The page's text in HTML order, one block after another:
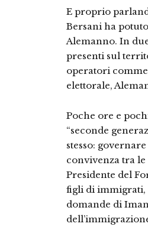
E proprio
Bersani ha
Alemanno. In
presenti sul
operatori
elettorale,
Poche ore e
“seconde
stesso:
convivenza tra
Presidente del
figli di immigrati,
domande di